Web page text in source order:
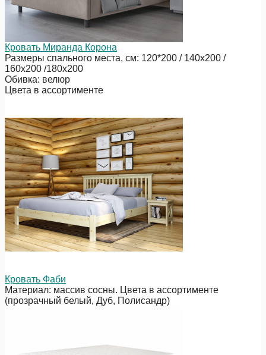
Кровать Миранда Корона
Размеры спального места, см: 120*200 / 140х200 /
160х200 /180х200
Обивка: велюр
Цвета в ассортименте
Кровать Фаби
Материал: массив сосны. Цвета в ассортименте
(прозрачный белый, Дуб, Полисандр)